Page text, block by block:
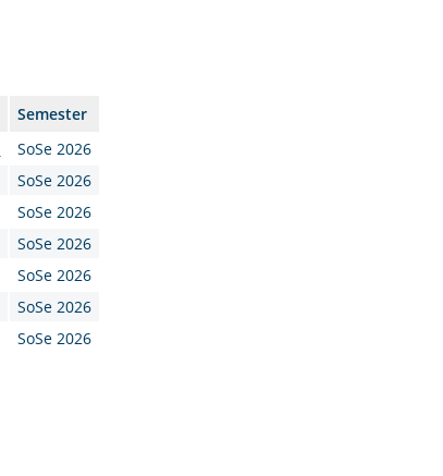
Semester
SoSe 2026
SoSe 2026
SoSe 2026
SoSe 2026
SoSe 2026
SoSe 2026
SoSe 2026